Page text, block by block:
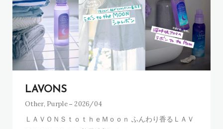
LAVONS
Other, Purple 2026/04
ＬＡＶＯＮＳｔｏｔｈｅＭｏｏｎ ふんわり香るＬＡＶ